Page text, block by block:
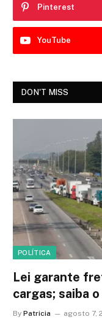
Pinterest
YouTube
DON'T MISS
POLÍTICA
Lei garante
cargas; saiba
By Patricia agosto 7,